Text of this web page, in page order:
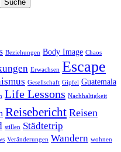
Beziehungen Body Image Chaos
Erwachsen Escape
Gesellschaft Gipfel Guatemala
Life Lessons Nachhaltigkeit
Reisebericht Reisen
stillen Städtetrip
Veränderungen Wandern wohnen